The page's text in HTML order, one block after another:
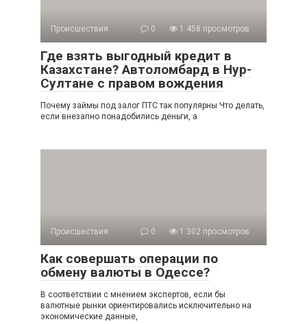
Происшествия 0 1 458 просмотров
Где взять выгодный кредит в
Казахстане? Автоломбард в Нур-
Султане с правом вождения
Почему займы под залог ПТС так популярны Что делать,
если внезапно понадобились деньги, а
Происшествия 0 1 302 просмотров
Как совершать операции по
обмену валюты в Одессе?
В соответствии с мнением экспертов, если бы
валютные рынки ориентировались исключительно на
экономические данные,